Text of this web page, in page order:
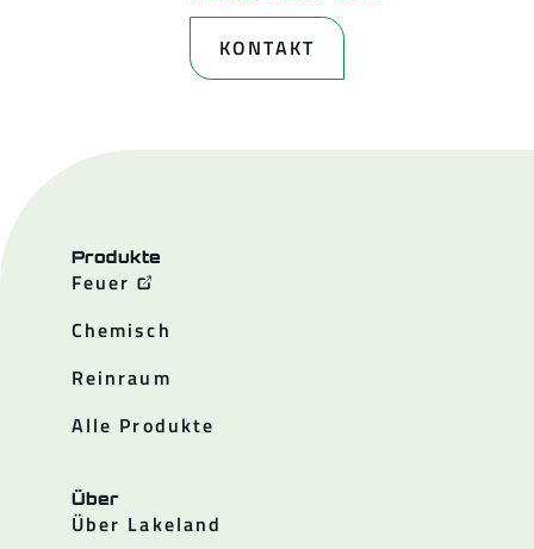
KONTAKT
Produkte
Feuer
Chemisch
Reinraum
Alle Produkte
Über
Über Lakeland